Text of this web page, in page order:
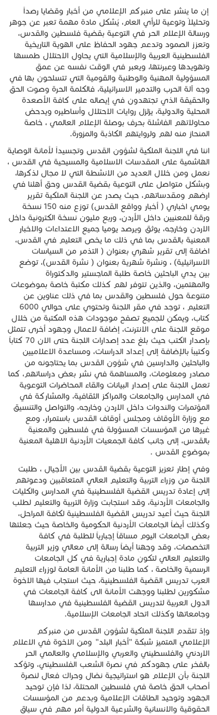
إن ما ينشر على منبركم الإعلامي من أخبار وقضايا رصداً
وتحليلاً وتوعية للرأي العام، يُشكل مادة مهمة تعبر عن جوهر
ورسالة الإعلام الحر في التوعية بقضية فلسطين والقدس،
وتعزز الصمود وتدعم جهود الحفاظ على الهوية التاريخية
الفلسطينية العربية والإسلامية التي يحاول الاحتلال طمسها
وتهويدها وعبرنتها، ويعبر في الوقت نفسه عن عمق
المسؤولية المهنية والوطنية والقومية التي تتسلحون بها في
وجه آلة الحرب والتدمير الاسرائيلية، فالكلمة الحرة وصوت الحق
والحقيقة الذي تجتهدون في إيصاله على كافة الأصعدة
المحلية والدولية، يزلزل روايات الاحتلال وأساطيره ويدحض
محاولاتهم الفاشلة بحرف بوصلة الإعلام العالمي ، خاصة
المنحاز منه لهم ولروايتهم الكاذبة والمزورة.
اننا في اللجنة الملكية لشؤون القدس وتجسيداً لأمانة الوصاية
الهاشمية على المقدسات الاسلامية والمسيحية في القدس ،
نعمل ومن خلال العديد من الانشطة التي لا مجال لذكرها،
وبشكل متواصل على التوعية بقضية القدس وحق أهلنا في
ارضهم ومقدساتهم، حيث يصدر عن اللجنة الملكية تقرير
يومي اخباري ( أخبار وواقع القدس) توزع منه 150 نسخة
ورقة للمعنيين داخل الأردن، وربع مليون نسخة الكترونية داخل
الاردن وخارجه، يوثق ويرصد يوميا جميع الاعتداءات والاخبار
المعنية بالقدس بما في ذلك ما يخص التعليم في القدس،
اضافة إلى تقرير شهري بعنوان ( التذمر من السياسات
الاسرائيلية) ، ونشرة شهرية بعنوان ( نشرة القدس)، توضع
بين يدي الباحثين خاصة طلبة الماجستير والدكتوراة
والمهتمين، والذين تتوفر لهم كذلك مكتبة خاصة بموضوعات
متنوعة حول فلسطين والقدس بما في ذلك عناوين عن
التعليم ، توجد في مقر اللجنة وتحتوي على حوالي 6000
كتاب، ويمكن للجميع تصفح موجودات هذه المكتبة من خلال
موقع اللجنة على الانترنت، إضافة لاعمال وجهود أخرى تتمثل
بإصدار الكتب حيث بلغ عدد إصدارات اللجنة حتى الان 70 كتاباً
وكتيباً بالإضافة إلى إعداد الدراسات، ومساعدة الاعلاميين
والباحثين والدارسين في شؤون القدس بما يحتاجونه من
مصادر ومعلومات، والمساهمة في نشر بعض دراساتهم، كما
تعمل اللجنة على إصدار البيانات والقاء المحاضرات التوعوية
في المدارس والجامعات والمراكز الثقافية، والمشاركة في
المؤتمرات والندوات داخل الاردن وخارجه، والتواصل والتنسيق
مع وزارة الأوقاف ومجلس أوقاف القدس باستمرار، ومع
غيرها من المؤسسات المسؤولة في فلسطين والمعنية
بالقدس، إلى جانب كافة الجمعيات الأردنية الاهلية المعنية
بموضوع القدس .
وفي إطار تعزيز التوعية بقضية القدس بين الأجيال ، طلبت
اللجنة من وزراء التربية والتعليم العالي المتعاقبين ودعوتهم
إلى إعادة تدريس القضية الفلسطينية في المدارس والكليات
والجامعات الأردنية، وقد استجابت وزارة التربية والتعليم لطلب
اللجنة حيث أعيد تدريس القضية الفلسطينية لكافة المراحل،
وكذلك أيضاً الجامعات الأردنية الحكومية والخاصة حيث جعلتها
بعض الجامعات اليوم مساقاً إجبارياً للطلبة في كافة
التخصصات، وقد وجهنا أيضاً رسالة إلى معالي وزير التربية
والتعليم العالي لتكون مادة إجبارية في كل الجامعات
الرسمية والخاصة ، كما طلبنا من الأمانة العامة لوزراء التعليم
العرب تدريس القضية الفلسطينية، حيث استجاب فيها الاخوة
مشكورين لطلبنا ووجهت الأمانة الى كافة الجامعات في
الدول العربية لتدريس القضية الفلسطينية في مدارسها
وجامعاتها وكذلك اتحاد الجامعات الإسلامية.
وإذ تتقدم اللجنة الملكية لشؤون القدس من منبركم
الإعلامي المتميز شبكة "أخبار البلد" ومن الاخوة في الاعلام
الاردني والفلسطيني والعربي والإسلامي والعالمي الحر
بالفخر على جهودكم في نصرة الشعب الفلسطيني، وتؤكد
اللجنة بأن الإعلام هو استراتيجية نضال وحراك فعال لنصرة
أصحاب الحق خاصة في فلسطين المحتلة، لذا فإن توحيد
الجهود وتوحيد الطاقات الإعلامية وبدعم من المؤسسات
الحقوقية والانسانية والشرعية الدولية أمر مهم في سياق